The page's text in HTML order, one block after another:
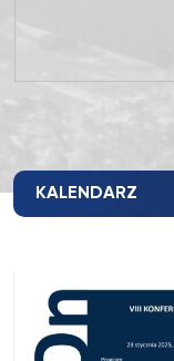
KALENDARZ